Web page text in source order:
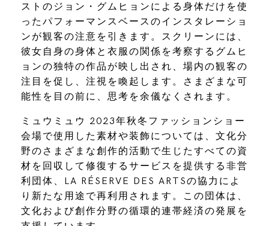
ストのジョン・グムヒョンによる身体だけを使
ったパフォーマンスベースのインスタレーショ
ンが観客の注意を引きます。スクリーンには、
彼女自身の身体と衣服の関係を考察するグムヒ
ョンの独特の作品が映し出され、場内の観客の
注目を促し、注視を喚起します。さまざまな可
能性を目の前に、思考を余儀なくされます。
ミュウミュウ 2023年秋冬ファッションショー
会場で使用した素材や装飾については、文化分
野のさまざまな創作的活動で生じたすべての資
材を回収して修復するサービスを提供する非営
利団体、LA RÉSERVE DES ARTSの協力によ
り新たな用途で再利用されます。この団体は、
文化および創作分野の循環的連帯経済の発展を